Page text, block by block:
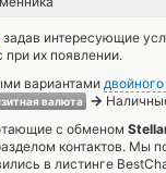
задав интересующие
при их появлении.
вариантами
валюта →
с обменом
контактов. Мы
в листинге